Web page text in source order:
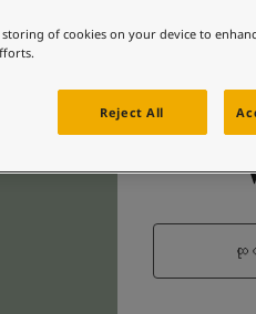
ထု
storing of cookies on your device to
Reject All